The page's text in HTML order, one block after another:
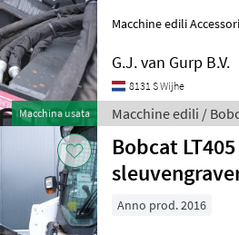
Macchina usata
Macchine edili
G.J. van Gurp B.V.
8131 S Wijhe
Macchine edili /
Bobcat
Anno prod. 2016